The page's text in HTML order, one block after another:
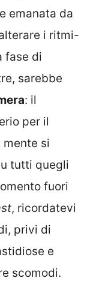
emanata da
i ritmi-
fase di
sarebbe
: il
per il
si
tutti quegli
fuori
, ricordatevi
privi di
e
scomodi.